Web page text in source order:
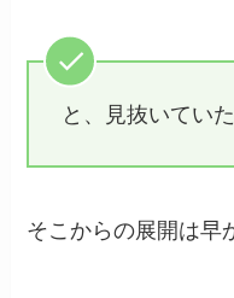
と、見抜いてい
そこからの展開は早